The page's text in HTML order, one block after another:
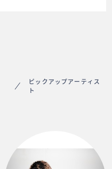
ピックアップアーティス
ト